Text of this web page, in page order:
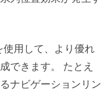
用して、より優れ
できます。 たとえ
ナビゲーションリン